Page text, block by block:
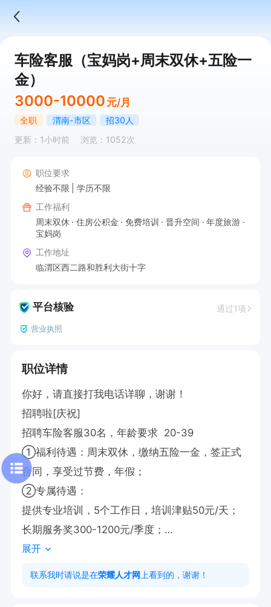
车险客服（宝妈岗+周末双休+五险一
金）
3000-10000 元/月
全职 渭南-市区
招30人
更新：1小时前
浏览：1052次
职位要求
经验不限
学历不限
工作福利
周末双休
住房公积金 免费培训 晋升空间
年度旅游
宝妈岗
工作地址
临渭区西二路和胜利大街十字
平台核验 通过1项
营业执照
职位详情
你好，请直接打我电话详聊，谢谢！
招聘啦[庆祝]
招聘车险客服30名，年龄要求  20-39
①福利待遇：周末双休，缴纳五险一金，签正式
合同，享受过节费，年假；
②专属待遇：
提供专业培训，5个工作日，培训津贴50元/天；
长期服务奖300-1200元/季度；
父母津贴200元/月；
③薪资待遇：3000+元
展开
联系我时请说是在荣耀人才网 上看到的，谢谢！